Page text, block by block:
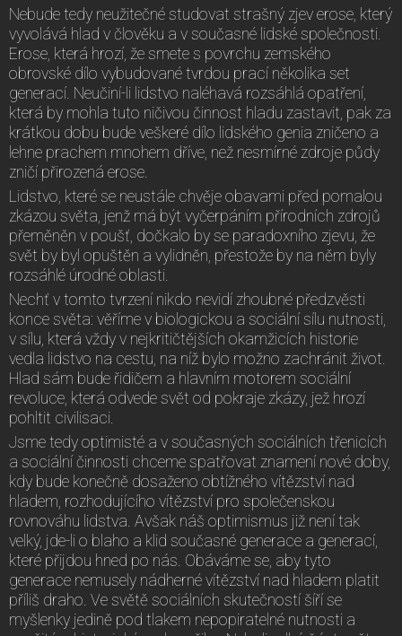
Nebude tedy neužitečné studovat strašný zjev erose, který
vyvolává hlad v člověku a v současné lidské společnosti.
Erose, která hrozí, že smete s povrchu zemského
obrovské dílo vybudované tvrdou prací několika set
generací. Neučiní-li lidstvo naléhavá rozsáhlá opatření,
která by mohla tuto ničivou činnost hladu zastavit, pak za
krátkou dobu bude veškeré dílo lidského genia zničeno a
lehne prachem mnohem dříve, než nesmírné zdroje půdy
zničí přirozená erose.
Lidstvo, které se neustále chvěje obavami před pomalou
zkázou světa, jenž má být vyčerpáním přírodních zdrojů
přeměněn v poušť, dočkalo by se paradoxního zjevu, že
svět by byl opuštěn a vylidněn, přestože by na něm byly
rozsáhlé úrodné oblasti.
Nechť v tomto tvrzení nikdo nevidí zhoubné předzvěsti
konce světa: věříme v biologickou a sociální sílu nutnosti,
v sílu, která vždy v nejkritičtějších okamžicích historie
vedla lidstvo na cestu, na níž bylo možno zachránit život.
Hlad sám bude řidičem a hlavním motorem sociální
revoluce, která odvede svět od pokraje zkázy, jež hrozí
pohltit civilisaci.
Jsme tedy optimisté a v současných sociálních třenicích
a sociální činnosti chceme spatřovat znamení nové doby,
kdy bude konečně dosaženo obtížného vítězství nad
hladem, rozhodujícího vítězství pro společenskou
rovnováhu lidstva. Avšak náš optimismus již není tak
velký, jde-li o blaho a klid současné generace a generací,
které přijdou hned po nás. Obáváme se, aby tyto
generace nemusely nádherné vítězství nad hladem platit
příliš draho. Ve světě sociálních skutečností šíří se
myšlenky jedině pod tlakem nepopiratelné nutnosti a